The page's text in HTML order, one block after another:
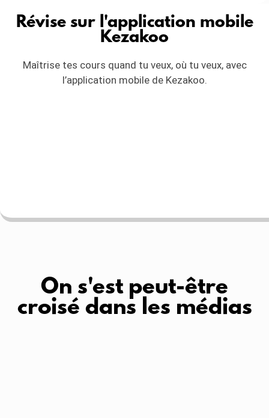
Révise sur l'application mobile
Kezakoo
Maîtrise tes cours quand tu veux, où tu veux, avec
l’application mobile de Kezakoo.
On s'est peut-être
croisé dans les médias